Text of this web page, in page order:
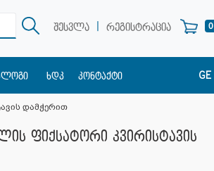
შესვლა | რეგისტრაცია 0
ხდკ კონტაქტი GE
დამჭერით
ფიქსატორი კვირისტავის